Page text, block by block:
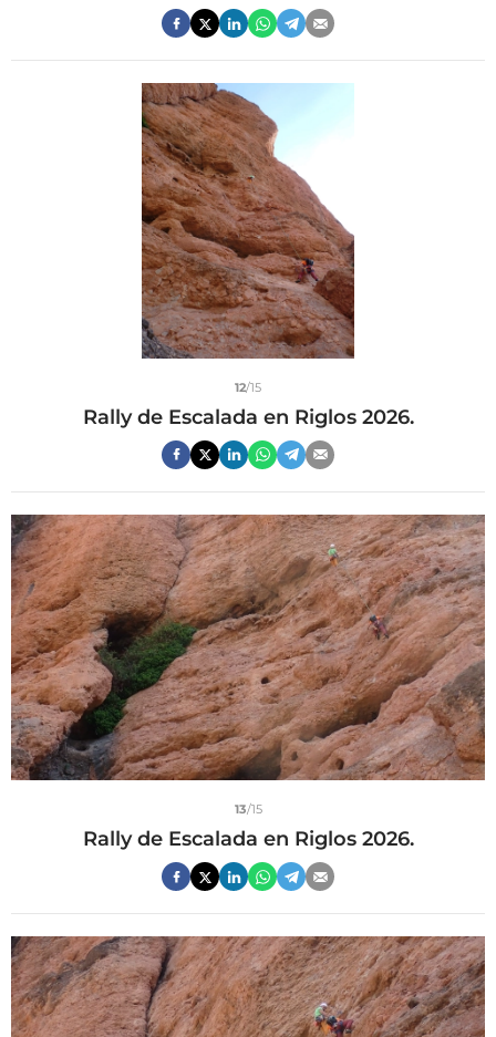
12/15
Rally de Escalada en Riglos 2026.
13/15
Rally de Escalada en Riglos 2026.